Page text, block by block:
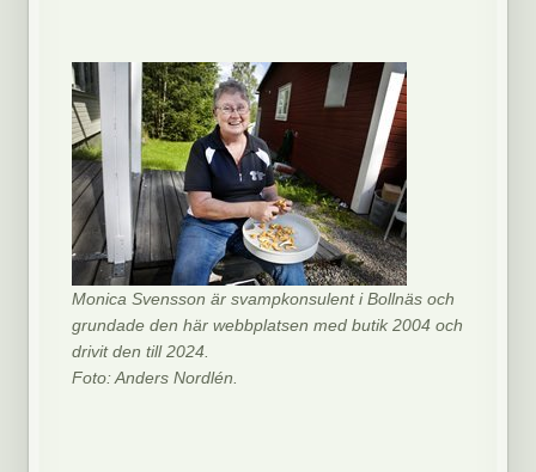
Monica Svensson är svampkonsulent i Bollnäs och
grundade den här webbplatsen med butik 2004 och
drivit den till 2024.
Foto: Anders Nordlén.